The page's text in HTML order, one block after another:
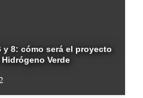
y 8: cómo será el proyecto
Verde